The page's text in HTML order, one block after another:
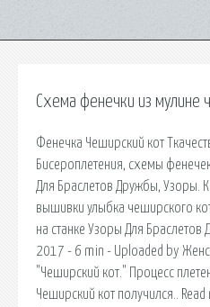
Схема фенечки из мулине
Фенечка Чеширский кот
Бисероплетения, схемы
Для Браслетов Дружбы, Узоры.
вышивки улыбка чеширского
на станке Узоры Для
2017 - 6 min - Uploaded by
"Чеширский кот." Процесс
Чеширский кот получился. .